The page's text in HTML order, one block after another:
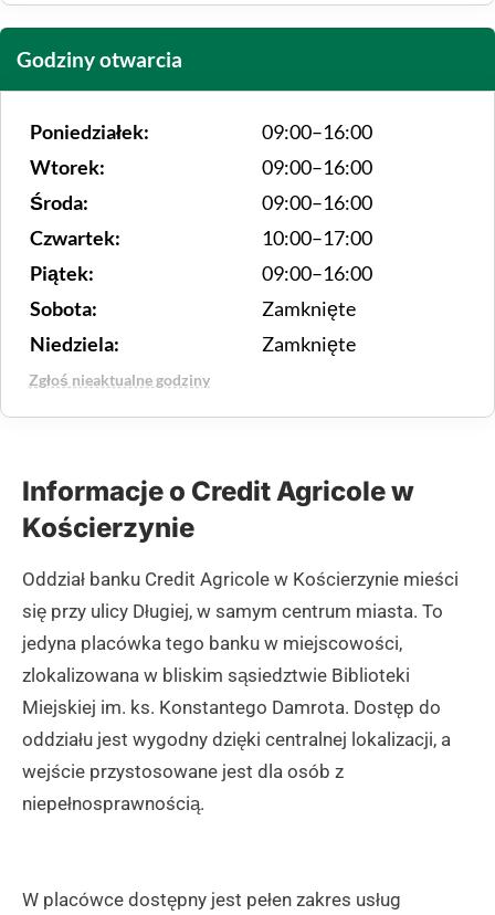
Godziny otwarcia
Poniedziałek:
09:00–16:00
Wtorek:
09:00–16:00
Środa:
09:00–16:00
Czwartek:
10:00–17:00
Piątek:
09:00–16:00
Sobota:
Zamknięte
Niedziela:
Zamknięte
Zgłoś nieaktualne godziny
Informacje o Credit Agricole w
Kościerzynie
Oddział banku Credit Agricole w Kościerzynie mieści
się przy ulicy Długiej, w samym centrum miasta. To
jedyna placówka tego banku w miejscowości,
zlokalizowana w bliskim sąsiedztwie Biblioteki
Miejskiej im. ks. Konstantego Damrota. Dostęp do
oddziału jest wygodny dzięki centralnej lokalizacji, a
wejście przystosowane jest dla osób z
niepełnosprawnością.
W placówce dostępny jest pełen zakres usług